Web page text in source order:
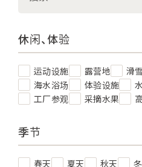
休闲、体验
运动设施 露营地 滑
海水浴场
体验设施
工厂参观
采摘水果
季节
春天 夏天 秋天